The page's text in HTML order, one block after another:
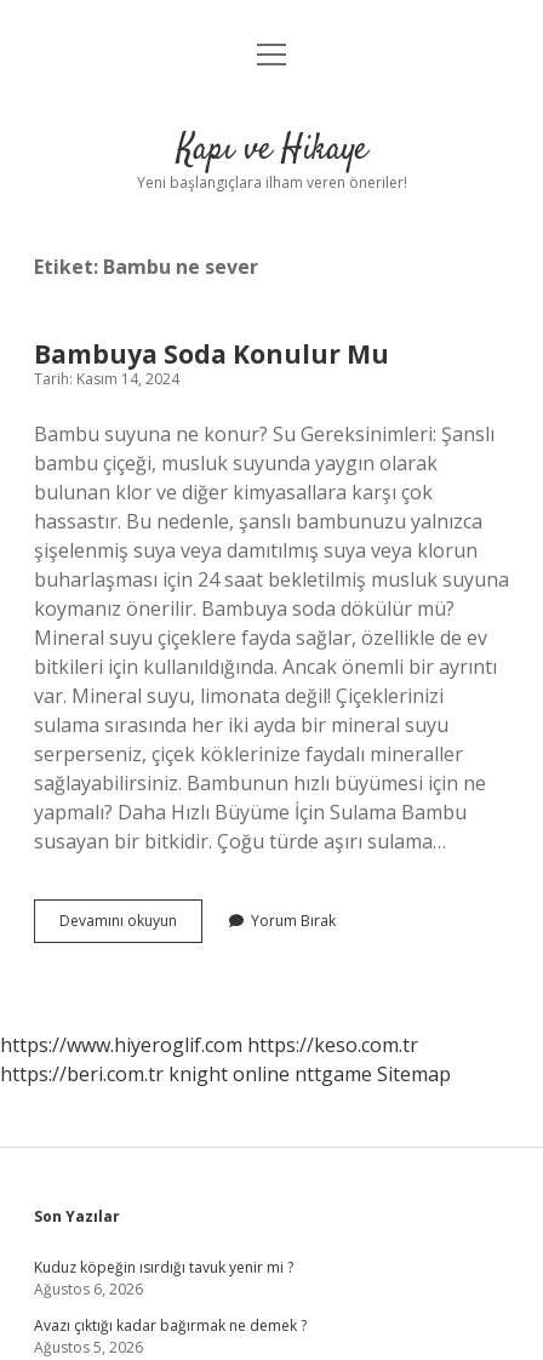
Anasayfa
Yasal Uyarı
menüyü
Kapı ve Hikaye
Yeni başlangıçlara ilham veren öneriler!
Etiket: Bambu ne sever
Bambuya Soda Konulur Mu
Tarih: Kasım 14, 2024
Bambu suyuna ne konur? Su Gereksinimleri: Şanslı
bambu çiçeği, musluk suyunda yaygın olarak
bulunan klor ve diğer kimyasallara karşı çok
hassastır. Bu nedenle, şanslı bambunuzu yalnızca
şişelenmiş suya veya damıtılmış suya veya klorun
buharlaşması için 24 saat bekletilmiş musluk suyuna
koymanız önerilir. Bambuya soda dökülür mü?
Mineral suyu çiçeklere fayda sağlar, özellikle de ev
bitkileri için kullanıldığında. Ancak önemli bir ayrıntı
var. Mineral suyu, limonata değil! Çiçeklerinizi
sulama sırasında her iki ayda bir mineral suyu
serperseniz, çiçek köklerinize faydalı mineraller
sağlayabilirsiniz. Bambunun hızlı büyümesi için ne
yapmalı? Daha Hızlı Büyüme İçin Sulama Bambu
susayan bir bitkidir. Çoğu türde aşırı sulama…
Devamını okuyun Bambuya
Soda
Yorum Bırak
https://www.hiyeroglif.com https://keso.com.tr
https://beri.com.tr knight online nttgame Sitemap
Sidebar
Son Yazılar
Kuduz köpeğin ısırdığı tavuk yenir mi ?
Ağustos 6, 2026
Avazı çıktığı kadar bağırmak ne demek ?
Ağustos 5, 2026